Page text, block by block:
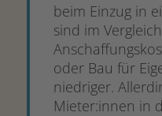
beim Einzug in
sind im
oder Bau für
niedriger.
Mieter:innen in